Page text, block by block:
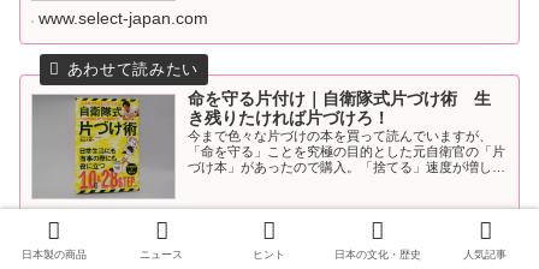
www.select-japan.com
命を守る片付け｜自衛隊式片づけ術 生
き残りたければ片づけろ！
今まで色々な片づけの本を買って読んでいますが、
「命を守る」ことを究極の目的とした元自衛官の「片
づけ本」があったので購入。「捨てる」速度が増しま
日本製の商品 ニュース ヒント 日本の文化・歴史 人気記事